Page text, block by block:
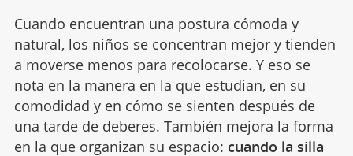
Cuando encuentran una postura cómoda y
natural, los niños se concentran mejor y tienden
a moverse menos para recolocarse. Y eso se
nota en la manera en la que estudian, en su
comodidad y en cómo se sienten después de
una tarde de deberes. También mejora la forma
en la que organizan su espacio: cuando la silla